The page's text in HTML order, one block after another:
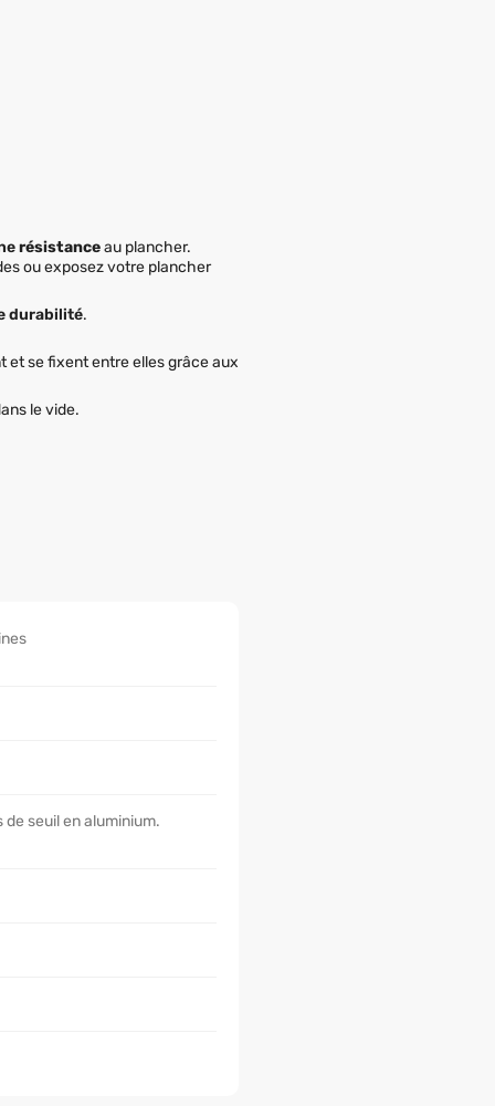
résistanceau plancher.
ou exposez votre plancher
durabilité.
et se fixent entre elles grâce aux
le vide.
seuil en aluminium.